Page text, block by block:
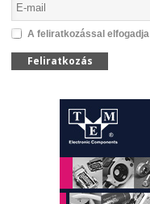
A feliratkozással elfogadja
Feliratkozás